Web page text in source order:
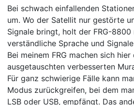
Bei schwach einfallenden
um. Wo der Satellit nur gestörte
Signale bringt, holt der FRG-8800
verständliche Sprache und
Bei meinem FRG machen sich
ausgetauschten verbesserten
Für ganz schwierige Fälle kann
Modus zurückgreifen, bei dem
LSB oder USB, empfängt. Das